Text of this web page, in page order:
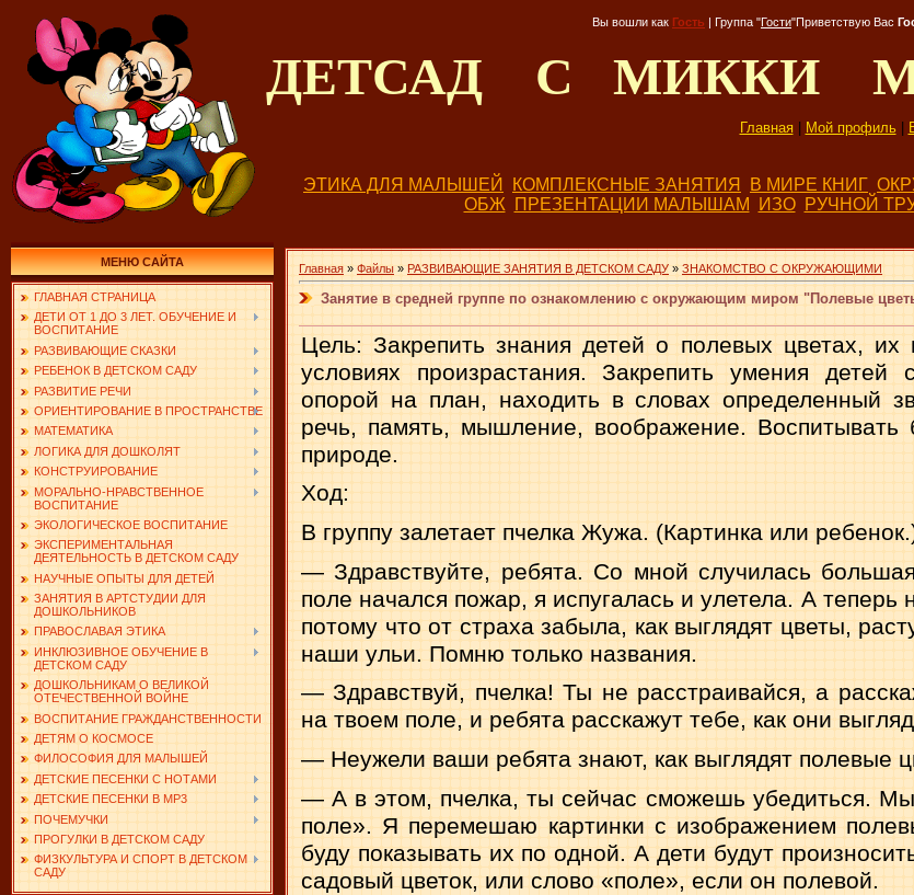
Вы вошли как Гость | Группа "Гости"Приветствую Вас
ДЕТСАД С МИККИ
Главная| Мой профиль|
ЭТИКА ДЛЯ МАЛЫШЕЙ КОМПЛЕКСНЫЕ ЗАНЯТИЯ В МИРЕ КНИГ
ОБЖ
ПРЕЗЕНТАЦИИ МАЛЫШАМ ИЗО РУЧНОЙ
МЕНЮ САЙТА
ГЛАВНАЯ СТРАНИЦА
ДЕТИ ОТ 1 ДО 3 ЛЕТ. ОБУЧЕНИЕ И
ВОСПИТАНИЕ
РАЗВИВАЮЩИЕ СКАЗКИ
РЕБЕНОК В ДЕТСКОМ САДУ
РАЗВИТИЕ РЕЧИ
ОРИЕНТИРОВАНИЕ В ПРОСТРАНСТВЕ
МАТЕМАТИКА
ЛОГИКА ДЛЯ ДОШКОЛЯТ
КОНСТРУИРОВАНИЕ
МОРАЛЬНО-НРАВСТВЕННОЕ
ВОСПИТАНИЕ
ЭКОЛОГИЧЕСКОЕ ВОСПИТАНИЕ
ЭКСПЕРИМЕНТАЛЬНАЯ
ДЕЯТЕЛЬНОСТЬ В ДЕТСКОМ САДУ
НАУЧНЫЕ ОПЫТЫ ДЛЯ ДЕТЕЙ
ЗАНЯТИЯ В АРТСТУДИИ ДЛЯ
ДОШКОЛЬНИКОВ
ПРАВОСЛАВАЯ ЭТИКА
ИНКЛЮЗИВНОЕ ОБУЧЕНИЕ В
ДЕТСКОМ САДУ
ДОШКОЛЬНИКАМ О ВЕЛИКОЙ
ОТЕЧЕСТВЕННОЙ ВОЙНЕ
ВОСПИТАНИЕ ГРАЖДАНСТВЕННОСТИ
ДЕТЯМ О КОСМОСЕ
ФИЛОСОФИЯ ДЛЯ МАЛЫШЕЙ
ДЕТСКИЕ ПЕСЕНКИ С НОТАМИ
ДЕТСКИЕ ПЕСЕНКИ В MP3
ПОЧЕМУЧКИ
ПРОГУЛКИ В ДЕТСКОМ САДУ
ФИЗКУЛЬТУРА И СПОРТ В ДЕТСКОМ
САДУ
Главная » Файлы » РАЗВИВАЮЩИЕ ЗАНЯТИЯ В ДЕТСКОМ САДУ » ЗНАКОМСТВО С ОКРУЖАЮЩИМИ
Занятие в средней группе по ознакомлению с окружающим миром "Полевые
Цель: Закрепить знания детей о полевых цветах,
условиях произраста­ния. Закрепить умения детей
опорой на план, находить в словах определенный
речь, память, мышление, воображение.
природе.
Ход:
В группу залетает пчелка Жужа. (Картинка или
— Здравствуйте, ребята. Со мной случилась
поле начался пожар, я испугалась и улетела. А теперь
потому что от страха забыла, как выглядят цветы,
наши ульи. Помню только названия.
— Здравствуй, пчелка! Ты не расстраивайся, а
на твоем поле, и ребя­та расскажут тебе, как они
— Неужели ваши ребята знают, как выглядят полевые
— А в этом, пчелка, ты сейчас сможешь убедиться.
поле». Я перемешаю картинки с изображением
буду показывать их по одной. А дети будут
садовый цветок, или слово «поле», если он полевой.